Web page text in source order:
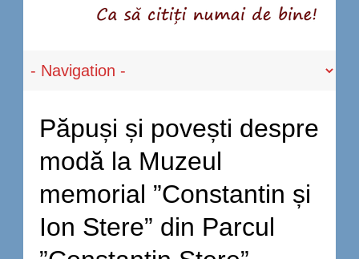
Păpuși și povești despre
modă la Muzeul
memorial ”Constantin și
Ion Stere” din Parcul